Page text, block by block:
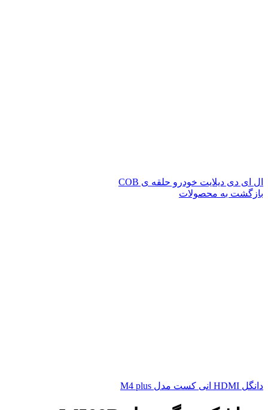
ال ای دی دیلایت خودرو حلقه ی COB
بازگشت به محصولات
دانگل HDMI انی کست مدل M4 plus